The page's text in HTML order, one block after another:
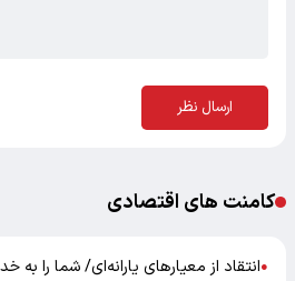
ارسال نظر
کامنت های اقتصادی
●انتقاد از معیارهای یارانه‌ای/ شما را به